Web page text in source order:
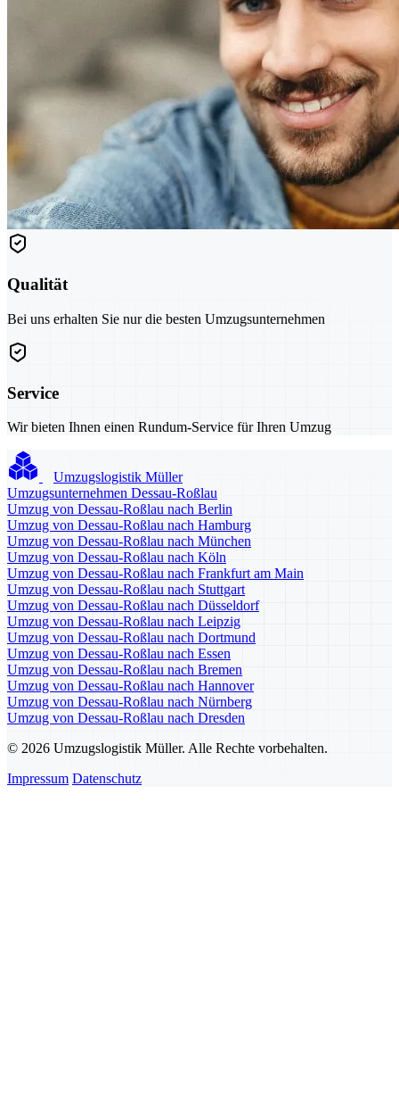
Qualität
Bei uns erhalten Sie nur die besten Umzugsunternehmen
Service
Wir bieten Ihnen einen Rundum-Service für Ihren Umzug
Umzugslogistik Müller
Umzugsunternehmen Dessau-Roßlau
Umzug von Dessau-Roßlau nach Berlin
Umzug von Dessau-Roßlau nach Hamburg
Umzug von Dessau-Roßlau nach München
Umzug von Dessau-Roßlau nach Köln
Umzug von Dessau-Roßlau nach Frankfurt am Main
Umzug von Dessau-Roßlau nach Stuttgart
Umzug von Dessau-Roßlau nach Düsseldorf
Umzug von Dessau-Roßlau nach Leipzig
Umzug von Dessau-Roßlau nach Dortmund
Umzug von Dessau-Roßlau nach Essen
Umzug von Dessau-Roßlau nach Bremen
Umzug von Dessau-Roßlau nach Hannover
Umzug von Dessau-Roßlau nach Nürnberg
Umzug von Dessau-Roßlau nach Dresden
© 2026 Umzugslogistik Müller. Alle Rechte vorbehalten.
Impressum Datenschutz